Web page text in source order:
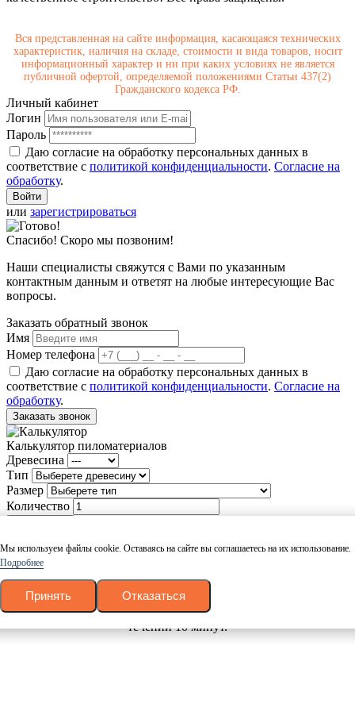
Вся представленная на сайте информация, касающаяся технических
характеристик, наличия на складе, стоимости и вида товаров, носит
информационный характер и ни при каких условиях не является
публичной офертой, определяемой положениями Статьи 437(2)
Гражданского кодекса РФ.
Личный кабинет
Логин
Пароль
Даю согласие на обработку персональных данных в
соответствие с политикой конфиденциальности. Согласие на
обработку.
или зарегистрироваться
Спасибо! Скоро мы позвоним!
Наши специалисты свяжутся с Вами по указанным
контактным данным и ответят на любые интересующие Вас
вопросы.
Заказать обратный звонок
Имя
Номер телефона
Даю согласие на обработку персональных данных в
соответствие с политикой конфиденциальности. Согласие на
обработку.
Заказать звонок
Калькулятор пиломатериалов
Древесина
Тип
Размер
Количество
Ваш товар успешно добавлен в корзину
Вернуться
Оформить заказ
Заказать в 1 клик
Оставьте свои данные и наш менеджер свяжется с Вами в
течении 10 минут.
Мы используем файлы cookie. Оставаясь на сайте вы соглашаетесь на их использование.
Подробнее
Принять Отказаться